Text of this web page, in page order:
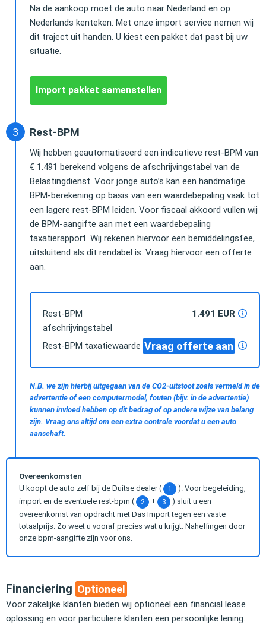
Na de aankoop moet de auto naar Nederland en op
Nederlands kenteken. Met onze import service nemen wij
dit traject uit handen. U kiest een pakket dat past bij uw
situatie.
Import pakket samenstellen
Rest-BPM
Wij hebben geautomatiseerd een indicatieve rest-BPM van
€ 1.491 berekend volgens de afschrijvingstabel van de
Belastingdienst. Voor jonge auto’s kan een handmatige
BPM-berekening op basis van een waardebepaling vaak tot
een lagere rest-BPM leiden. Voor fiscaal akkoord vullen wij
de BPM-aangifte aan met een waardebepaling
taxatierapport. Wij rekenen hiervoor een bemiddelingsfee,
uitsluitend als dit rendabel is. Vraag hiervoor een offerte
aan.
Rest-BPM
afschrijvingstabel
1.491 EUR
Rest-BPM taxatiewaarde Vraag offerte aan
N.B. we zijn hierbij uitgegaan van de CO2-uitstoot zoals vermeld in de
advertentie of een computermodel, fouten (bijv. in de advertentie)
kunnen invloed hebben op dit bedrag of op andere wijze van belang
zijn. Vraag ons altijd om een extra controle voordat u een auto
aanschaft.
Overeenkomsten
U koopt de auto zelf bij de Duitse dealer (
1
). Voor begeleiding,
import en de eventuele rest-bpm (
2 + 3
) sluit u een
overeenkomst van opdracht met Das Import tegen een vaste
totaalprijs. Zo weet u vooraf precies wat u krijgt. Naheffingen door
onze bpm-aangifte zijn voor ons.
Financiering Optioneel
Voor zakelijke klanten bieden wij optioneel een financial lease
oplossing en voor particuliere klanten een persoonlijke lening.